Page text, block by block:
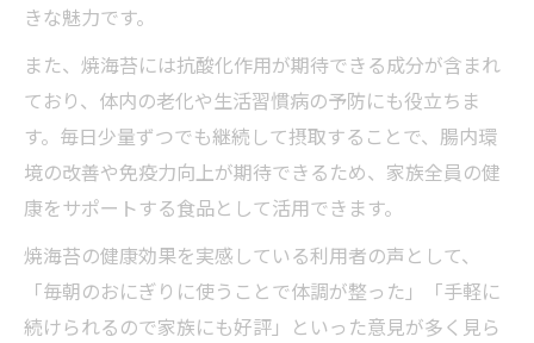
きな魅力です。
また、焼海苔には抗酸化作用が期待できる成分が含まれ
ており、体内の老化や生活習慣病の予防にも役立ちま
す。毎日少量ずつでも継続して摂取することで、腸内環
境の改善や免疫力向上が期待できるため、家族全員の健
康をサポートする食品として活用できます。
焼海苔の健康効果を実感している利用者の声として、
「毎朝のおにぎりに使うことで体調が整った」「手軽に
続けられるので家族にも好評」といった意見が多く見ら